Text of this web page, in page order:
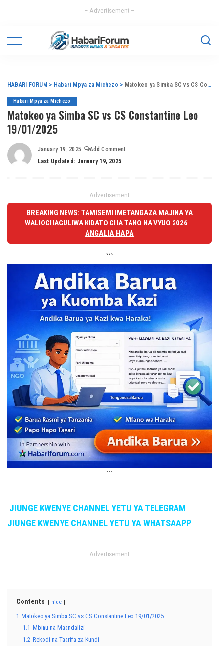
– Advertisement –
HABARI FORUM > Habari Mpya za Michezo > Matokeo ya Simba SC vs CS Constantine Leo 19/01/2025
Habari Mpya za Michezo
Matokeo ya Simba SC vs CS Constantine Leo
19/01/2025
January 19, 2025
Add Comment
Last Updated: January 19, 2025
– Advertisement –
BREAKING NEWS: TAMISEMI IMETANGAZA MAJINA YA
WALIOCHAGULIWA KIDATO CHA TANO NA VYUO 2026 —
ANGALIA HAPA
```
```
JIUNGE KWENYE CHANNEL YETU YA TELEGRAM
JIUNGE KWENYE CHANNEL YETU YA WHATSAAPP
– Advertisement –
Contents hide
1 Matokeo ya Simba SC vs CS Constantine Leo 19/01/2025
1.1 Mbinu na Maandalizi
1.2 Rekodi na Taarifa za Kundi